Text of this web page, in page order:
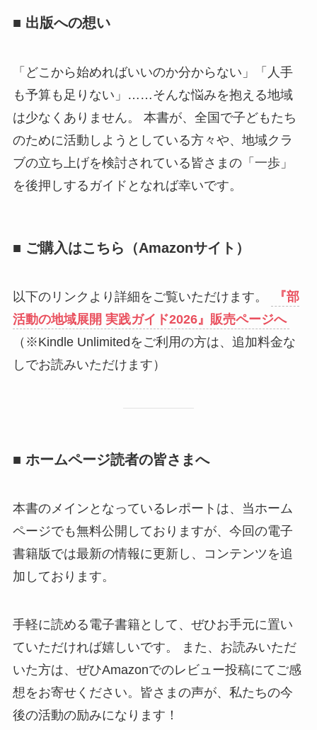
■ 出版への想い
「どこから始めればいいのか分からない」「人手
も予算も足りない」……そんな悩みを抱える地域
は少なくありません。 本書が、全国で子どもたち
のために活動しようとしている方々や、地域クラ
ブの立ち上げを検討されている皆さまの「一歩」
を後押しするガイドとなれば幸いです。
■ ご購入はこちら（Amazonサイト）
以下のリンクより詳細をご覧いただけます。
『部
活動の地域展開 実践ガイド2026』販売ページへ
（※Kindle Unlimitedをご利用の方は、追加料金な
しでお読みいただけます）
■ ホームページ読者の皆さまへ
本書のメインとなっているレポートは、当ホーム
ページでも無料公開しておりますが、今回の電子
書籍版では最新の情報に更新し、コンテンツを追
加しております。
手軽に読める電子書籍として、ぜひお手元に置い
ていただければ嬉しいです。 また、お読みいただ
いた方は、ぜひAmazonでのレビュー投稿にてご感
想をお寄せください。皆さまの声が、私たちの今
後の活動の励みになります！